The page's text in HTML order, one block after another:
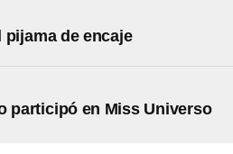
pijama de encaje
participó en Miss Universo